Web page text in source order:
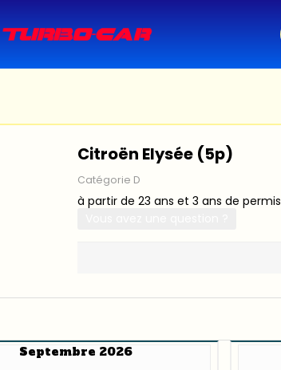
Citroën Elysée (5p)
Catégorie D
à partir de 23 ans et 3 ans de permis
Septembre 2026